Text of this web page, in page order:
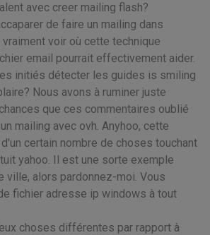
avec creer mailing flash?
de faire un mailing dans
voir où cette technique
email pourrait effectivement aider.
initiés détecter les guides is smiling
Nous avons à ruminer juste
que ces commentaires oublié
mailing avec ovh. Anyhoo, cette
certain nombre de choses touchant
yahoo. Il est une sorte exemple
ville, alors pardonnez-moi. Vous
fichier adresse ip windows à tout
choses différentes par rapport à